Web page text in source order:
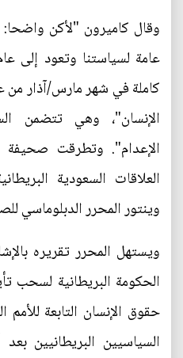
وقال كاميرون "لأكن
الإنسان"، وهي تتضمن
الإعدام". وتطرقت صحيفة
العلاقات السعودية
وينتور المحرر
ويستهل المحرر تقريره
الحكومة البريطانية لسحب
حقوق الإنسان التابعة
السياسيين البريطانيين